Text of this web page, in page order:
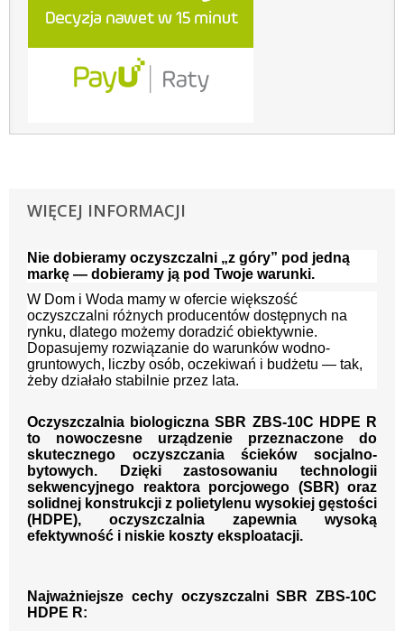
WIĘCEJ INFORMACJI
Nie dobieramy oczyszczalni „z góry” pod jedną
markę — dobieramy ją pod Twoje warunki.
W Dom i Woda mamy w ofercie większość
oczyszczalni różnych producentów dostępnych na
rynku, dlatego możemy doradzić obiektywnie.
Dopasujemy rozwiązanie do warunków wodno-
gruntowych, liczby osób, oczekiwań i budżetu — tak,
żeby działało stabilnie przez lata.
Oczyszczalnia biologiczna SBR ZBS-10C HDPE R
to nowoczesne urządzenie przeznaczone do
skutecznego oczyszczania ścieków socjalno-
bytowych. Dzięki zastosowaniu technologii
sekwencyjnego reaktora porcjowego (SBR) oraz
solidnej konstrukcji z polietylenu wysokiej gęstości
(HDPE), oczyszczalnia zapewnia wysoką
efektywność i niskie koszty eksploatacji.
Najważniejsze cechy oczyszczalni SBR ZBS-10C
HDPE R: